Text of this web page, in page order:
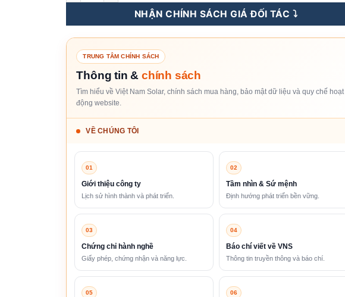
NHẬN CHÍNH SÁCH GIÁ ĐỐI TÁC ⤵️
TRUNG TÂM CHÍNH SÁCH
Thông tin & chính sách
Tìm hiểu về Việt Nam Solar, chính sách mua hàng, bảo mật dữ liệu và quy chế hoạt
động website.
VỀ CHÚNG TÔI
01
Giới thiệu công ty
Lịch sử hình thành và phát triển.
02
Tầm nhìn & Sứ mệnh
Định hướng phát triển bền vững.
03
Chứng chỉ hành nghề
Giấy phép, chứng nhận và năng lực.
04
Báo chí viết về VNS
Thông tin truyền thông và báo chí.
05 06